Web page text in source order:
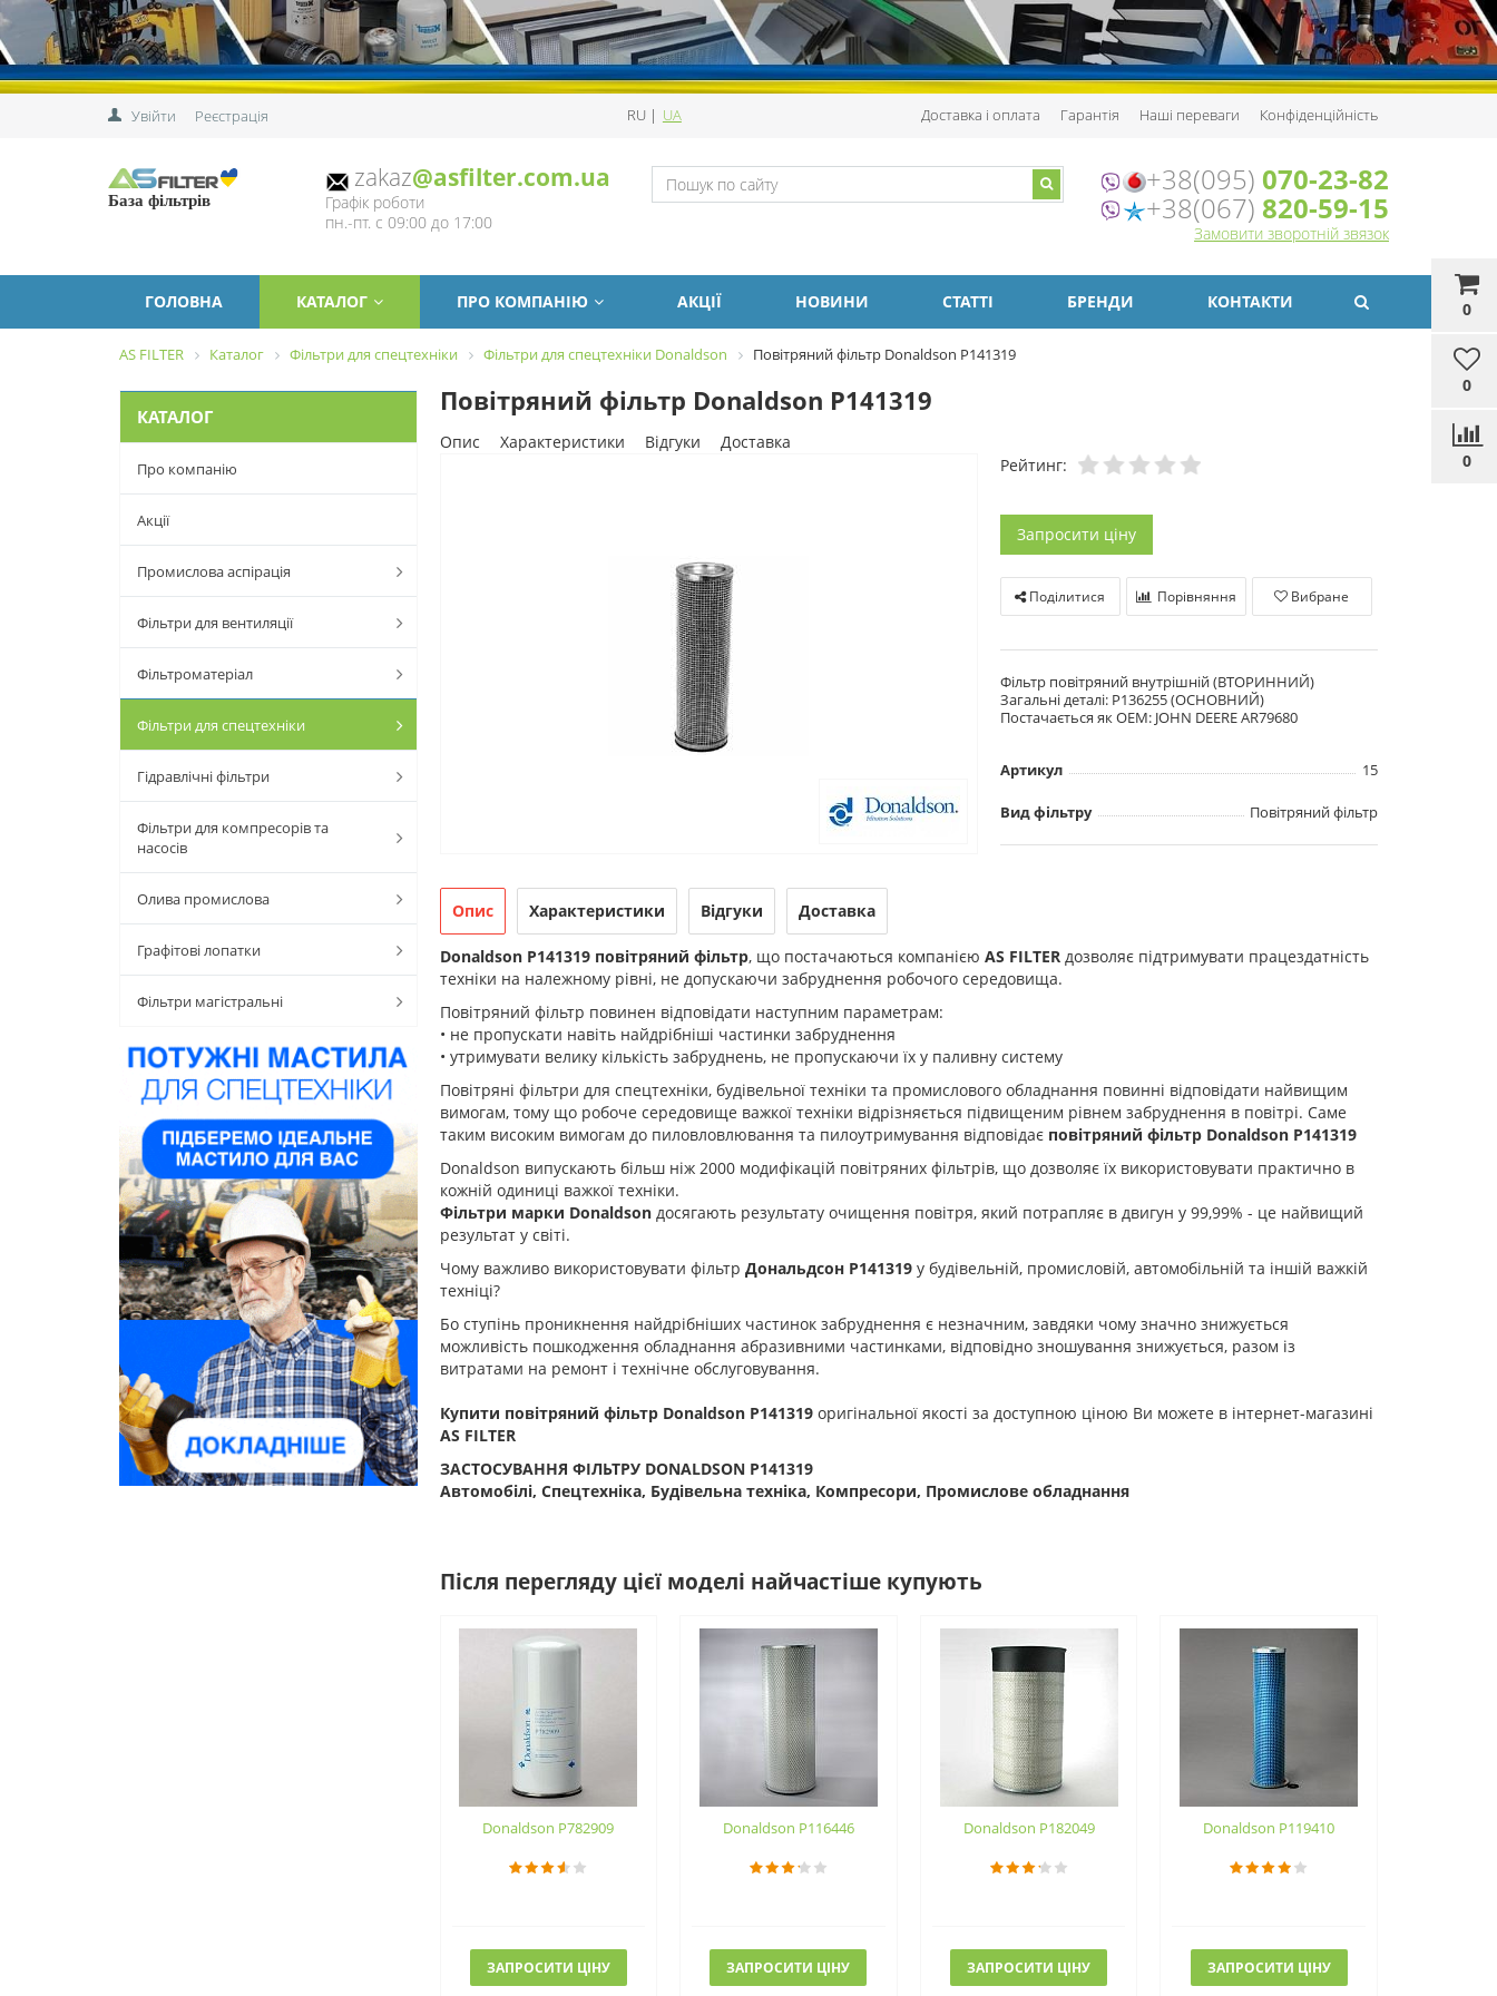
Увійти Реєстрація RU | UA Доставка і оплата Гарантія Наші переваги Конфіденційність
0
0
0
База фільтрів
zakaz@asfilter.com.ua
Графік роботи
пн.-пт. с 09:00 до 17:00
+38(095) 070-23-82
+38(067) 820-59-15
Замовити зворотній звязок
ГОЛОВНА КАТАЛОГ ПРО КОМПАНІЮ АКЦІЇ НОВИНИ СТАТТІ БРЕНДИ КОНТАКТИ
AS FILTER Каталог Фільтри для спецтехніки Фільтри для спецтехніки Donaldson Повітряний фільтр Donaldson P141319
КАТАЛОГ
Про компанію
Акції
Промислова аспірація
Фільтри для вентиляції
Фільтроматеріал
Фільтри для спецтехніки
Гідравлічні фільтри
Фільтри для компресорів та
насосів
Олива промислова
Графітові лопатки
Фільтри магістральні
Повітряний фільтр Donaldson P141319
Опис Характеристики Відгуки
Доставка
Рейтинг:
Запросити ціну
Поділитися Порівняння Вибране
Фільтр повітряний внутрішній (ВТОРИННИЙ)
Загальні деталі: P136255 (ОСНОВНИЙ)
Постачається як OEM: JOHN DEERE AR79680
Артикул 15
Вид фільтру Повітряний фільтр
Опис Характеристики Відгуки Доставка
Donaldson P141319 повітряний фільтр, що постачаються компанією AS FILTERдозволяє підтримувати працездатність
техніки на належному рівні, не допускаючи забруднення робочого середовища.
Повітряний фільтр повинен відповідати наступним параметрам:
• не пропускати навіть найдрібніші частинки забруднення
• утримувати велику кількість забруднень, не пропускаючи їх у паливну систему
Повітряні фільтри для спецтехніки, будівельної техніки та промислового обладнання повинні відповідати найвищим
вимогам, тому що робоче середовище важкої техніки відрізняється підвищеним рівнем забруднення в повітрі. Саме
таким високим вимогам до пиловловлювання та пилоутримування відповідає повітряний фільтр Donaldson P141319
Donaldson випускають більш ніж 2000 модифікацій повітряних фільтрів, що дозволяє їх використовувати практично в
кожній одиниці важкої техніки.
Фільтри марки Donaldson досягають результату очищення повітря, який потрапляє в двигун у 99,99% - це найвищий
результат у світі.
Чому важливо використовувати фільтр Дональдсон P141319 у будівельній, промисловій, автомобільній та іншій важкій
техніці?
Бо ступінь проникнення найдрібніших частинок забруднення є незначним, завдяки чому значно знижується
можливість пошкодження обладнання абразивними частинками, відповідно зношування знижується, разом із
витратами на ремонт і технічне обслуговування.
Купити повітряний фільтр Donaldson P141319оригінальної якості за доступною ціною Ви можете в інтернет-магазині
AS FILTER
ЗАСТОСУВАННЯ ФІЛЬТРУ DONALDSON P141319
Автомобілі, Спецтехніка, Будівельна техніка, Компресори, Промислове обладнання
Після перегляду цієї моделі найчастіше купують
Donaldson P782909
ЗАПРОСИТИ ЦІНУ
Donaldson P116446
ЗАПРОСИТИ ЦІНУ
Donaldson P182049
ЗАПРОСИТИ ЦІНУ
Donaldson P119410
ЗАПРОСИТИ ЦІНУ